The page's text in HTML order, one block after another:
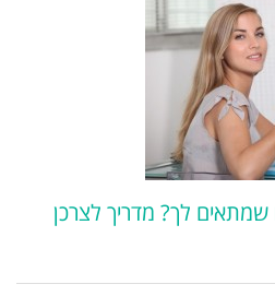
לך? מדריך לצרכן